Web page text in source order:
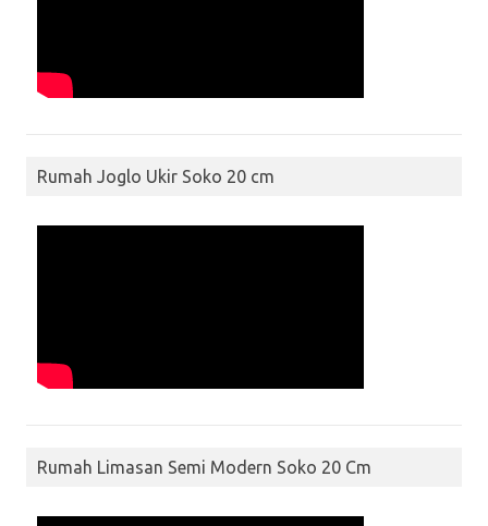
Rumah Joglo Ukir Soko 20 cm
Rumah Limasan Semi Modern Soko 20 Cm